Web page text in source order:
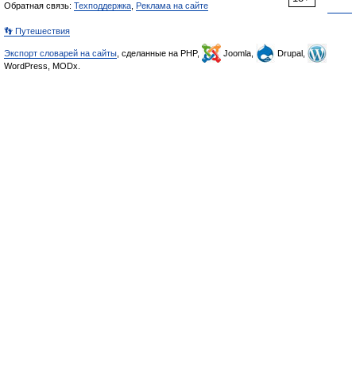
Обратная связь: Техподдержка Реклама на сайте
👣 Путешествия
Экспорт словарей на сайты , сделанные на PHP, Joomla,
Drupal,
WordPress, MODx.